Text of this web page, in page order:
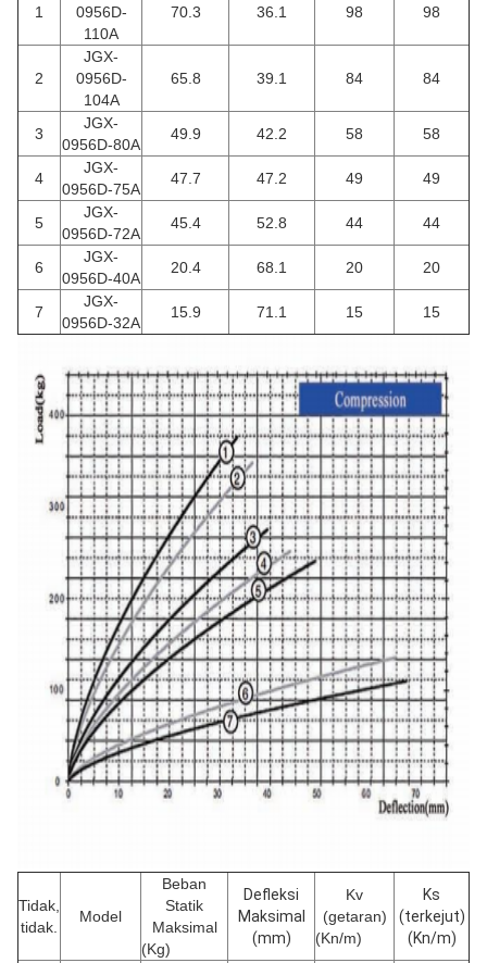
1
0956D-
110A
70.3 36.1 98 98
2
JGX-
0956D-
104A
65.8 39.1 84 84
3
JGX-
0956D-80A
49.9 42.2 58 58
4
JGX-
0956D-75A
47.7 47.2 49 49
5
JGX-
0956D-72A
45.4 52.8 44 44
6
JGX-
0956D-40A
20.4 68.1 20 20
7
JGX-
0956D-32A
15.9 71.1 15 15
Tidak,
tidak.
Model
Beban
Statik
Maksimal
(Kg)
Defleksi
Maksimal
(mm)
Kv
(getaran)
(Kn/m)
Ks
(terkejut)
(Kn/m)